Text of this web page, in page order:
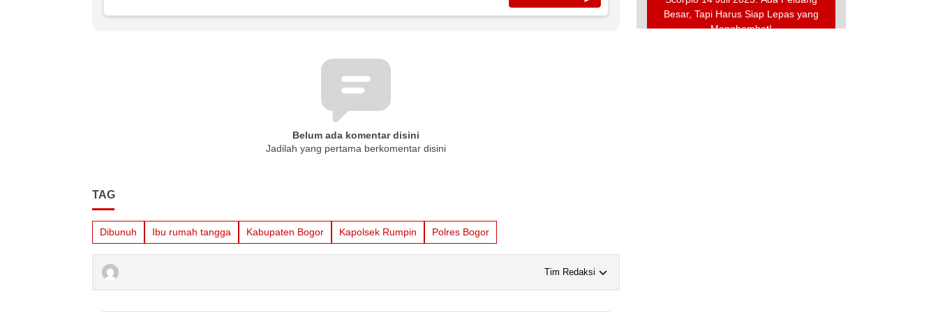
Belum ada komentar disini
Jadilah yang pertama berkomentar disini
TAG
Dibunuh Ibu rumah tangga Kabupaten Bogor Kapolsek Rumpin Polres Bogor
Tim Redaksi
Besar, Tapi Harus Siap Lepas yang
Menghambat!